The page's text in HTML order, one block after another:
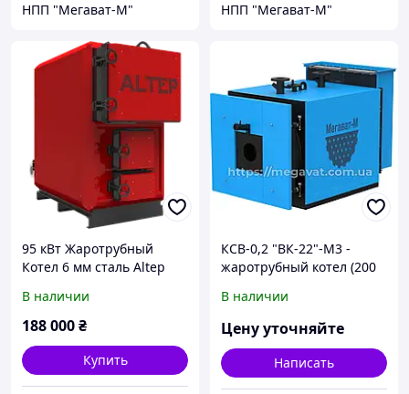
НПП "Мегават-М" НПП "Мегават-М"
95 кВт Жаротрубный
Котел 6 мм сталь Altep
В наличии
188 000₴
Купить
КСВ-0,2 "ВК-22"-М3 -
жаротрубный котел (200
В наличии
Цену уточняйте
Написать